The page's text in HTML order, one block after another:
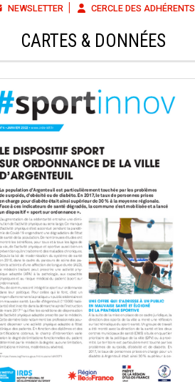
NEWSLETTER CERCLE DES ADHÉRENTS
CARTES & DONNÉES